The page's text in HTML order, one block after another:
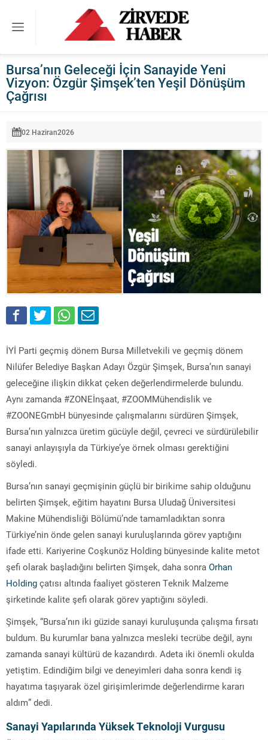
Bursa’nın Geleceği İçin Sanayide Yeni
Vizyon: Özgür Şimşek’ten Yeşil Dönüşüm
Çağrısı
02 Haziran2026
İYİ Parti geçmiş dönem Bursa Milletvekili ve geçmiş dönem
Nilüfer Belediye Başkan Adayı Özgür Şimşek, Bursa’nın sanayi
geleceğine ilişkin dikkat çeken değerlendirmelerde bulundu.
Aynı zamanda #ZONEİnşaat, #ZOOMMühendislik ve
#ZOONEGmbH bünyesinde çalışmalarını sürdüren Şimşek,
Bursa’nın yalnızca üretim gücüyle değil, çevreci ve sürdürülebilir
sanayi anlayışıyla da Türkiye’ye örnek olması gerektiğini
söyledi.
Bursa’nın sanayi geçmişinin güçlü bir birikime sahip olduğunu
belirten Şimşek, eğitim hayatını Bursa Uludağ Üniversitesi
Makine Mühendisliği Bölümü’nde tamamladıktan sonra
Türkiye’nin önde gelen sanayi kuruluşlarında görev yaptığını
ifade etti. Kariyerine Coşkunöz Holding bünyesinde kalite metot
şefi olarak başladığını belirten Şimşek, daha sonra Orhan
Holding çatısı altında faaliyet gösteren Teknik Malzeme
şirketinde kalite şefi olarak görev yaptığını söyledi.
Şimşek, “Bursa’nın iki güzide sanayi kuruluşunda çalışma fırsatı
buldum. Bu kurumlar bana yalnızca mesleki tecrübe değil, aynı
zamanda sanayi kültürü de kazandırdı. Adeta iki önemli okulda
yetiştim. Edindiğim bilgi ve deneyimleri daha sonra kendi iş
hayatıma taşıyarak özel girişimlerimde değerlendirme kararı
aldım” dedi.
Sanayi Yapılarında Yüksek Teknoloji Vurgusu